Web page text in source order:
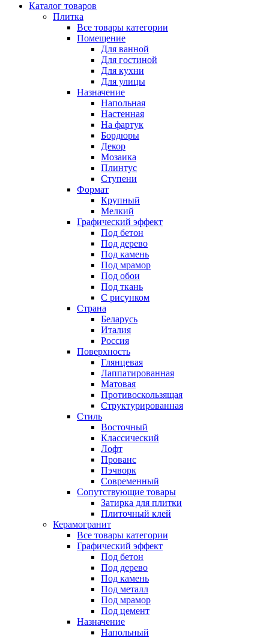
Каталог товаров
Плитка
Все товары категории
Помещение
Для ванной
Для гостиной
Для кухни
Для улицы
Назначение
Напольная
Настенная
На фартук
Бордюры
Декор
Мозаика
Плинтус
Ступени
Формат
Крупный
Мелкий
Графический эффект
Под бетон
Под дерево
Под камень
Под мрамор
Под обои
Под ткань
С рисунком
Страна
Беларусь
Италия
Россия
Поверхность
Глянцевая
Лаппатированная
Матовая
Противоскользящая
Структурированная
Стиль
Восточный
Классический
Лофт
Прованс
Пэчворк
Современный
Сопутствующие товары
Затирка для плитки
Плиточный клей
Керамогранит
Все товары категории
Графический эффект
Под бетон
Под дерево
Под камень
Под металл
Под мрамор
Под цемент
Назначение
Напольный